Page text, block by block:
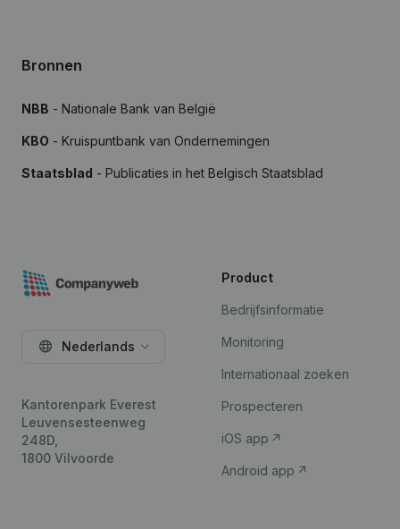
Bronnen
NBB - Nationale Bank van België
KBO - Kruispuntbank van Ondernemingen
Staatsblad - Publicaties in het Belgisch Staatsblad
Nederlands
Kantorenpark Everest
Leuvensesteenweg
248D,
1800 Vilvoorde
Product
Bedrijfsinformatie
Monitoring
Internationaal zoeken
Prospecteren
iOS app
Android app